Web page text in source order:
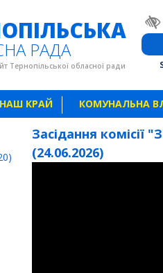
РАДА
Тернопільської обласної ради
НАШ КРАЙ КОМУНАЛЬНА
Засідання комісії
(24.06.2026)